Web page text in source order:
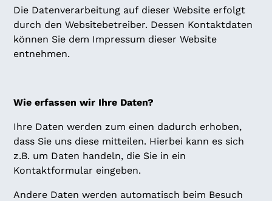
Die Datenverarbeitung auf dieser Website erfolgt
durch den Websitebetreiber. Dessen Kontaktdaten
können Sie dem Impressum dieser Website
entnehmen.
Wie erfassen wir Ihre Daten?
Ihre Daten werden zum einen dadurch erhoben,
dass Sie uns diese mitteilen. Hierbei kann es sich
z.B. um Daten handeln, die Sie in ein
Kontaktformular eingeben.
Andere Daten werden automatisch beim Besuch